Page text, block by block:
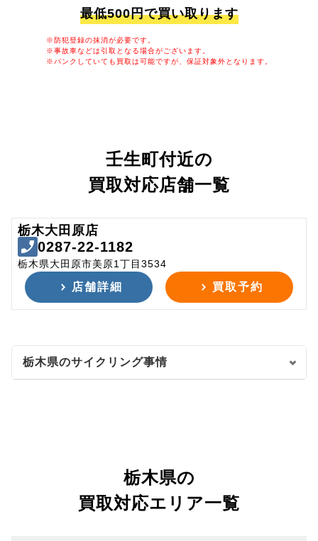
最低500円で買い取ります
※防犯登録の抹消が必要です。
※事故車などは引取となる場合がございます。
※パンクしていても買取は可能ですが、保証対象外となります。
壬生町付近の
買取対応店舗一覧
栃木大田原店
0287-22-1182
栃木県大田原市美原1丁目3534
店舗詳細 買取予約
栃木県のサイクリング事情
栃木県の
買取対応エリア一覧